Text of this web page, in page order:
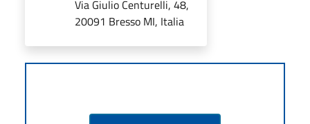
Via Giulio Centurelli, 48,
20091 Bresso MI, Italia